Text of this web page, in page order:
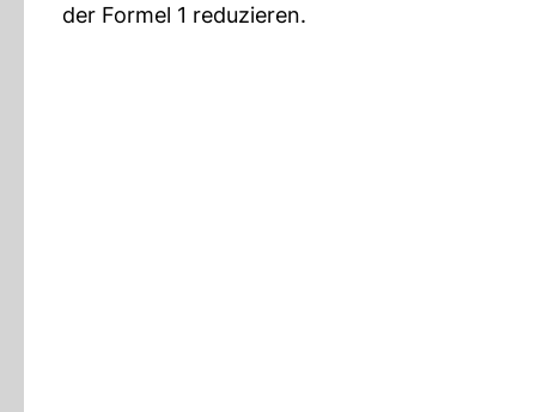
der Formel 1 reduzieren.